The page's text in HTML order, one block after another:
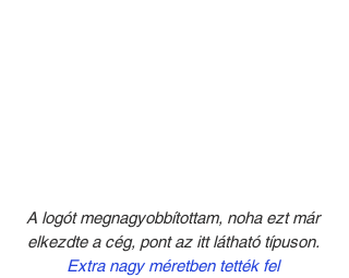
A logót megnagyobbítottam, noha ezt már
elkezdte a cég, pont az itt látható típuson.
Extra nagy méretben tették fel